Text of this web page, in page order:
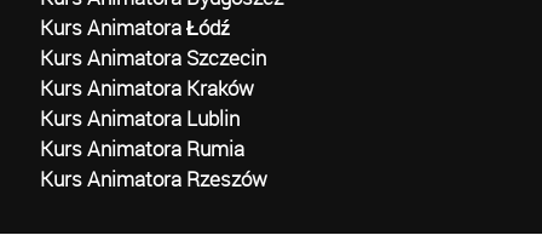
Kurs Animatora Łódź
Kurs Animatora Szczecin
Kurs Animatora Kraków
Kurs Animatora Lublin
Kurs Animatora Rumia
Kurs Animatora Rzeszów